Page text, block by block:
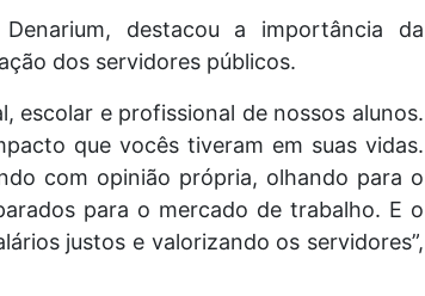
destacou a importância da
dos servidores públicos.
escolar e profissional de nossos alunos.
que vocês tiveram em suas vidas.
com opinião própria, olhando para o
para o mercado de trabalho. E o
justos e valorizando os servidores”,